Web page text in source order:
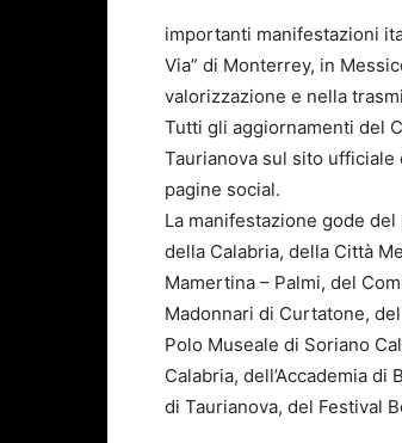
importanti manifestazioni
Via” di Monterrey, in
valorizzazione e nella
Tutti gli aggiornamenti del
Taurianova sul sito
pagine social.
La manifestazione gode
della Calabria, della Città
Mamertina – Palmi, del
Madonnari di Curtatone,
Polo Museale di Soriano
Calabria, dell’Accademia
di Taurianova, del Festival